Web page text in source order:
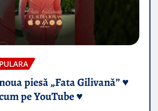
piesă „Fata Gilivană” ♥️
pe YouTube ♥️